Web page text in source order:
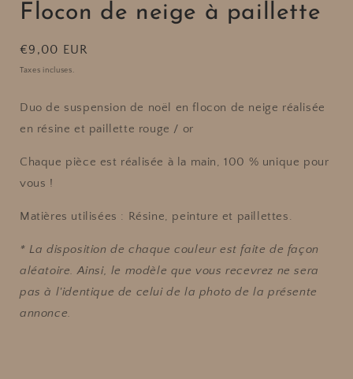
Flocon de neige à paillette
Prix
habituel
€9,00 EUR
Taxes incluses.
Duo de suspension de noël en flocon de neige réalisée
en résine et paillette rouge / or
Chaque pièce est réalisée à la main, 100 % unique pour
vous !
Matières utilisées : Résine, peinture et paillettes.
* La disposition de chaque couleur est faite de façon
aléatoire. Ainsi, le modèle que vous recevrez ne sera
pas à l'identique de celui de la photo de la présente
annonce.